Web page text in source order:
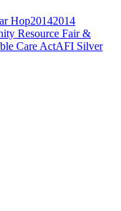
Hop20142014
Resource Fair &
Care ActAFI Silver